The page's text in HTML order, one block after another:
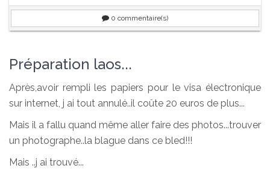
0 commentaire(s)
Préparation laos...
Après,avoir rempli les papiers pour le visa électronique
sur internet, j ai tout annulé..il coûte 20 euros de plus...
Mais il a fallu quand même aller faire des photos...trouver
un photographe..la blague dans ce bled!!!
Mais ..j ai trouvé...